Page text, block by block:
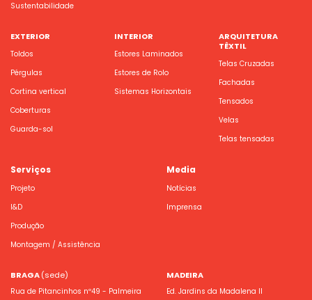
Sustentabilidade
EXTERIOR
Toldos
Pérgulas
Cortina vertical
Coberturas
Guarda-sol
INTERIOR
Estores Laminados
Estores de Rolo
Sistemas Horizontais
ARQUITETURA
TÊXTIL
Telas Cruzadas
Fachadas
Tensados
Velas
Telas tensadas
Serviços
Projeto
I&D
Produção
Montagem / Assistência
Media
Notícias
Imprensa
BRAGA(sede)
Rua de Pitancinhos nº49 - Palmeira
MADEIRA
Ed. Jardins da Madalena II